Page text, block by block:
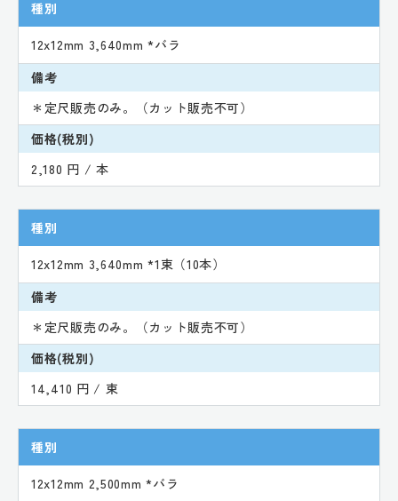
種別
12x12mm 3,640mm *バラ
備考
＊定尺販売のみ。（カット販売不可）
価格(税別)
2,180 円 / 本
種別
12x12mm 3,640mm *1束（10本）
備考
＊定尺販売のみ。（カット販売不可）
価格(税別)
14,410 円 / 束
種別
12x12mm 2,500mm *バラ